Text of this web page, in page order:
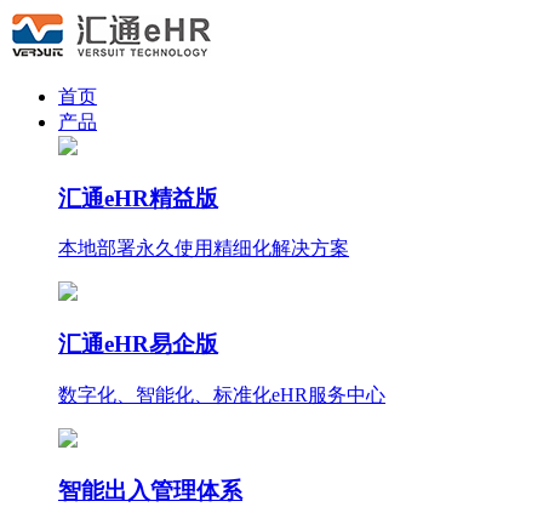
首页
产品
汇通eHR精益版
本地部署永久使用精细化解决方案
汇通eHR易企版
数字化、智能化、标准化eHR服务中心
智能出入管理体系